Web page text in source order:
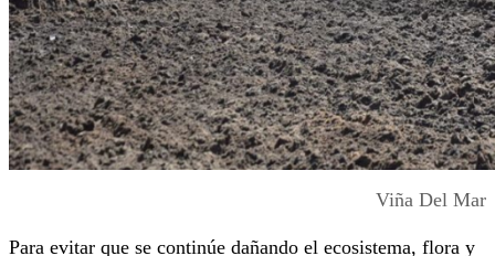
Viña Del Mar
Para evitar que se continúe dañando el ecosistema, flora y